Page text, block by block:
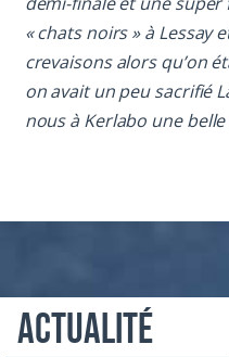
« chats noirs » à Lessay
crevaisons alors qu’on
on avait un peu sacrifié
nous à Kerlabo une
Actualité